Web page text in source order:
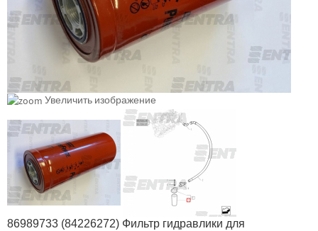
Увеличить изображение
86989733 (84226272) Фильтр гидравлики для